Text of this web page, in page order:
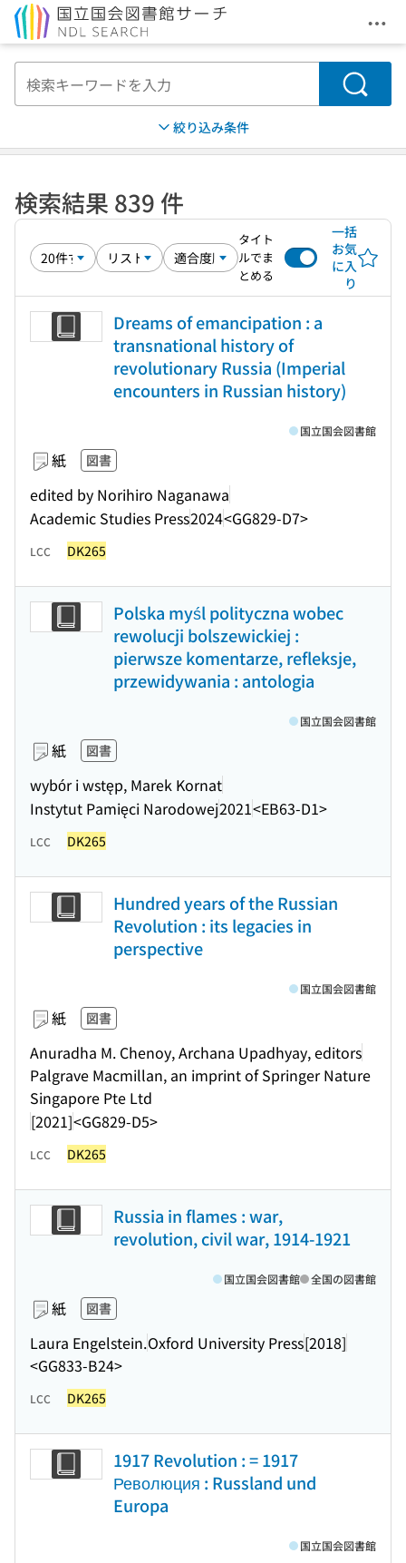
メ
検索
絞り込み条件
検索結果 839 件
タイト
ルでま
とめる
一括
お気
に入
り
Dreams of emancipation : a
transnational history of
revolutionary Russia (Imperial
encounters in Russian history)
紙 図書
edited by Norihiro Naganawa
Academic Studies Press2024<GG829-D7>
国立国会図書館
LCC DK265
Polska myśl polityczna wobec
rewolucji bolszewickiej :
pierwsze komentarze, refleksje,
przewidywania : antologia
紙 図書
wybór i wstęp, Marek Kornat
Instytut Pamięci Narodowej2021<EB63-D1>
国立国会図書館
LCC DK265
Hundred years of the Russian
Revolution : its legacies in
perspective
紙 図書
Anuradha M. Chenoy, Archana Upadhyay, editors
Palgrave Macmillan, an imprint of Springer Nature
Singapore Pte Ltd
[2021]<GG829-D5>
国立国会図書館
LCC DK265
Russia in flames : war,
revolution, civil war, 1914-1921
紙 図書
Laura Engelstein.Oxford University Press[2018]
<GG833-B24>
国立国会図書館 全国の図書館
LCC DK265
1917 Revolution : = 1917
Революция : Russland und
Europa
国立国会図書館